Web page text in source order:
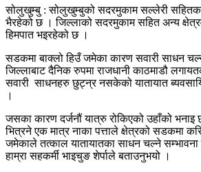
सोलुखुम्बु : सोलुखुम्बुको सदरमुकाम सल्लेरी सहितका
भैरहेको छ । जिल्लाको सदरमुकाम सहित अन्य
हिमपात भइरहेको छ ।
सडकमा बाक्लो हिउँ जमेका कारण सवारी साधन
जिल्लाबाट दैनिक रुपमा राजधानी काठमाडौ
सवारी साधनहरु छुट्न्र नसकेको यातायात ब्यवसायि
।
जसका कारण दर्जनौं यात्रु रोकिएको उहाँको भनाइ
भित्रने एक मात्र नाका पत्ताले क्षेत्रको सडकमा
जमेकाले तत्काल यातायातका साधन चल्ने
हाम्रा सहकर्मी भाइचुङ शेर्पाले बताउनुभयो ।